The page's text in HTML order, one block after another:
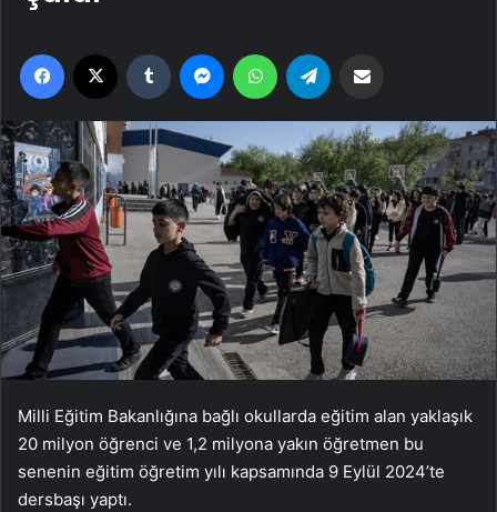
Facebook Tumblr MessengerWhatsApp
Milli Eğitim Bakanlığına bağlı okullarda eğitim alan yaklaşık
20 milyon öğrenci ve 1,2 milyona yakın öğretmen bu
senenin eğitim öğretim yılı kapsamında 9 Eylül 2024’te
dersbaşı yaptı.